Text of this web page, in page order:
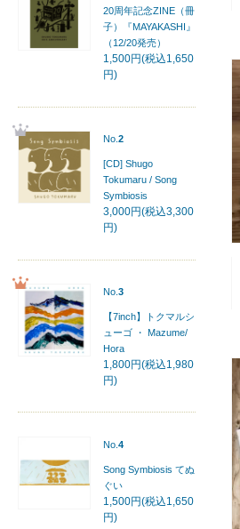
20周年記念ZINE（冊
子）『MAYAKASHI』
（12/20発売）
1,500円(税込1,650
円)
No. 2
[CD] Shugo
Tokumaru / Song
Symbiosis
3,000円(税込3,300
円)
No. 3
【7inch】トクマルシ
ューゴ ・ Mazume/
Hora
1,800円(税込1,980
円)
No. 4
Song Symbiosis てぬ
ぐい
1,500円(税込1,650
円)